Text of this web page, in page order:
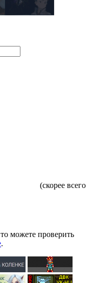
(скорее всего
можете проверить
.